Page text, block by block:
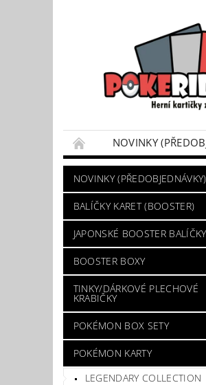
NOVINKY
POKÉMON BOX SETY
VÝKUP POKÉMON KARET
NOVINKY (PŘEDOBJEDNÁVKY)
BALÍČKY KARET (BOOSTER)
JAPONSKÉ BOOSTER BALÍČKY
BOOSTER BOXY
TINKY/DÁRKOVÉ PLECHOVÉ
KRABIČKY
POKÉMON BOX SETY
POKÉMON KARTY
LEGENDARY COLLECTION